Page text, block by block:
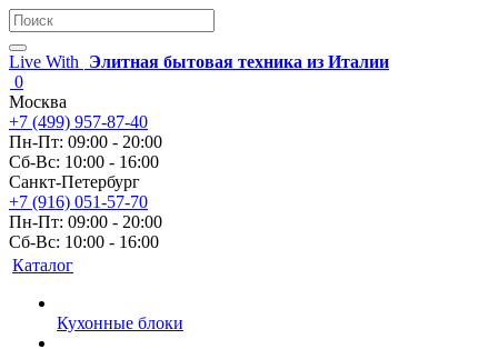
Live With
Элитная бытовая техника из Италии
0
Москва
+7 (499) 957-87-40
Пн-Пт: 09:00 - 20:00
Сб-Вс: 10:00 - 16:00
Санкт-Петербург
+7 (916) 051-57-70
Пн-Пт: 09:00 - 20:00
Сб-Вс: 10:00 - 16:00
Каталог
Кухонные блоки